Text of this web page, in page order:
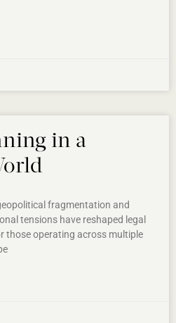
in a
fragmentation and
tensions have reshaped legal
those operating across multiple